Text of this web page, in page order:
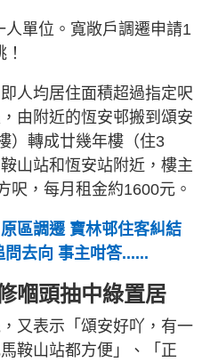
人單位。寬敞戶調遷申請1
人均居住面積超過指定呎
由附近的恆安邨搬到頌安
）轉成廿幾年樓（住3
山站和恆安站附近，樓主
呎，每月租金約1600元。
區調遷 寶林邨住客糾結
去向 事主咁答......
嗰頭抽中綠置居
又表示「頌安好吖，有一
鞍山站都方便」、「正